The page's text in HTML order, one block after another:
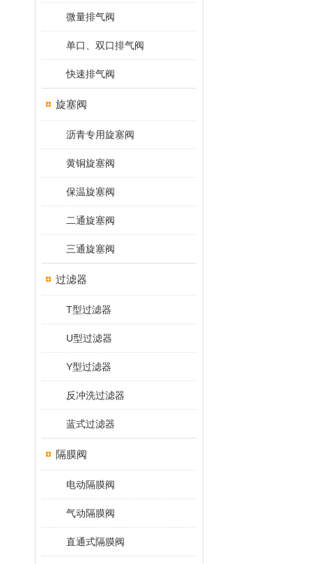
微量排气阀
单口、双口排气阀
快速排气阀
旋塞阀
沥青专用旋塞阀
黄铜旋塞阀
保温旋塞阀
二通旋塞阀
三通旋塞阀
过滤器
T型过滤器
U型过滤器
Y型过滤器
反冲洗过滤器
蓝式过滤器
隔膜阀
电动隔膜阀
气动隔膜阀
直通式隔膜阀